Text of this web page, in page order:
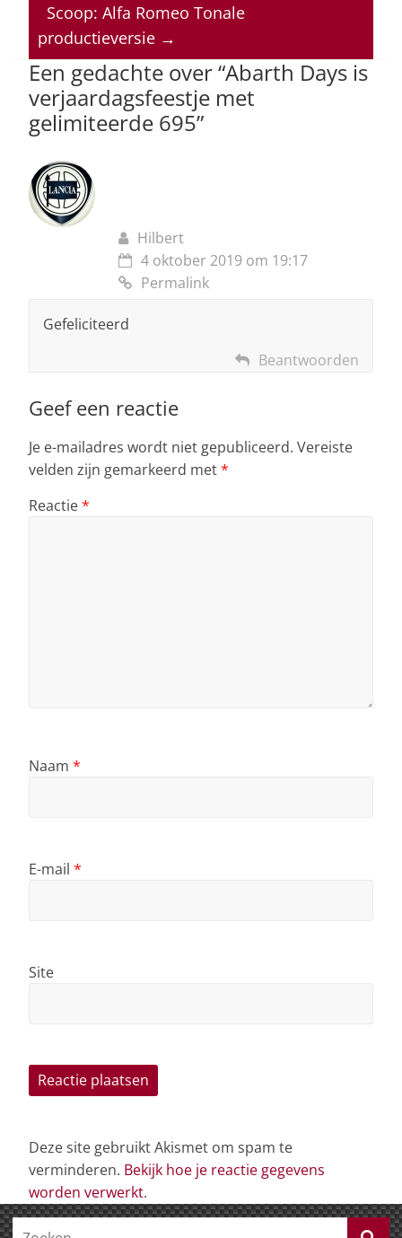
p
p
o
o
k
n s
Scoop: Alfa Romeo Tonale
productieversie →
Een gedachte over “Abarth Days is
verjaardagsfeestje met
gelimiteerde 695”
Hilbert
4 oktober 2019 om 19:17
Permalink
Gefeliciteerd
Beantwoorden
Geef een reactie
Je e-mailadres wordt niet gepubliceerd. Vereiste
velden zijn gemarkeerd met*
Reactie*
Naam *
E-mail *
Site
Deze site gebruikt Akismet om spam te
verminderen. Bekijk hoe je reactie gegevens
worden verwerkt.